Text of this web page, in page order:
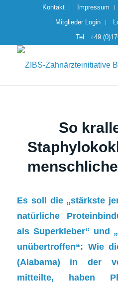
Kontakt Impressum
Mitglieder Login
Tel.: +49
So
Es soll die „stärkste
natürliche
als Superkleber“ und
unübertroffen“: Wie
(Alabama) in der
mitteilte, haben